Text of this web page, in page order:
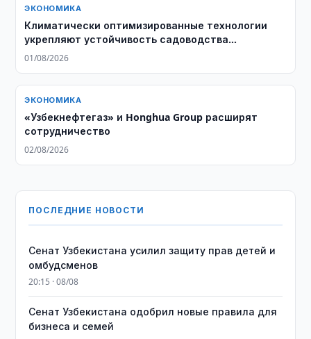
ЭКОНОМИКА
Климатически оптимизированные технологии
укрепляют устойчивость садоводства
Узбекистана
01/08/2026
ЭКОНОМИКА
«Узбекнефтегаз» и Honghua Group расширят
сотрудничество
02/08/2026
ПОСЛЕДНИЕ НОВОСТИ
Сенат Узбекистана усилил защиту прав детей и
омбудсменов
20:15 · 08/08
Сенат Узбекистана одобрил новые правила для
бизнеса и семей